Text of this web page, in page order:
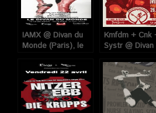
IAMX @ Divan du
Monde (Paris), le
Kmfdm + Cnk
Systr @ Divan
26 Octobre 2011